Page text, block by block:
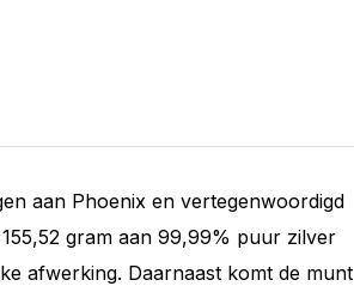
aan Phoenix en vertegenwoordigd
gram aan 99,99% puur zilver
afwerking. Daarnaast komt de munt